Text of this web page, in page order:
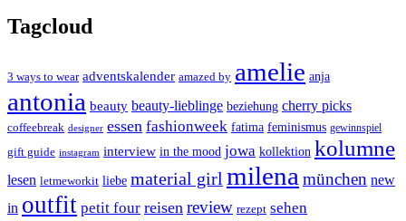
Tagcloud
3 ways to wear adventskalender amazed by amelie anja
antonia beauty beauty-lieblinge beziehung cherry picks
coffeebreak designer essen fashionweek fatima feminismus gewinnspiel
gift guide instagram interview in the mood jowa kollektion kolumne
lesen letmeworkit liebe material girl milena münchen new
in outfit petit four reisen review rezept sehen